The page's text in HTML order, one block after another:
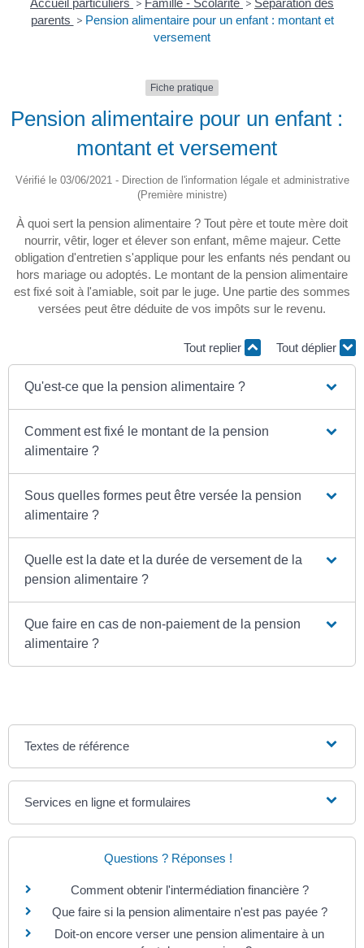
Accueil particuliers > Famille - Scolarité > Séparation des
parents > Pension alimentaire pour un enfant : montant et
versement
Fiche pratique
Pension alimentaire pour un enfant :
montant et versement
Vérifié le 03/06/2021 - Direction de l'information légale et administrative
(Première ministre)
À quoi sert la pension alimentaire ? Tout père et toute mère doit
nourrir, vêtir, loger et élever son enfant, même majeur. Cette
obligation d'entretien s'applique pour les enfants nés pendant ou
hors mariage ou adoptés. Le montant de la pension alimentaire
est fixé soit à l'amiable, soit par le juge. Une partie des sommes
versées peut être déduite de vos impôts sur le revenu.
Tout replier Tout déplier
Qu'est-ce que la pension alimentaire ?
Comment est fixé le montant de la pension
alimentaire ?
Sous quelles formes peut être versée la pension
alimentaire ?
Quelle est la date et la durée de versement de la
pension alimentaire ?
Que faire en cas de non-paiement de la pension
alimentaire ?
Textes de référence
Services en ligne et formulaires
Questions ? Réponses !
Comment obtenir l'intermédiation financière ?
Que faire si la pension alimentaire n'est pas payée ?
Doit-on encore verser une pension alimentaire à un